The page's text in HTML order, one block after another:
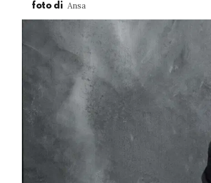
foto di Ansa